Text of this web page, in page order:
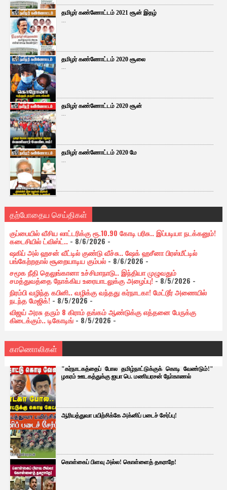
தமிழர் கண்ணோட்டம் 2021 சூன் இதழ்
...
தமிழர் கண்ணோட்டம் 2020 சூலை
...
தமிழர் கண்ணோட்டம் 2020 சூன்
...
தமிழர் கண்ணோட்டம் 2020 மே
...
தற்போதைய செய்திகள்
குப்பையில் வீசிய லாட்டரிக்கு ரூ.10.90 கோடி பரிசு.. இப்படியா நடக்கனும்!
கடைசியில் ட்விஸ்ட்..- 8/6/2026 -
ஷகிப் அல் ஹசன் வீட்டில் குண்டு வீச்சு.. ஷேக் ஹசீனா பிரஸ்மீட்டில்
பங்கேற்றதால் சூறையாடிய கும்பல்- 8/6/2026-
சமூக நீதி தெலுங்கானா உச்சிமாநாடு.. இந்தியா முழுவதும்
சமத்துவத்தை நோக்கிய உரையாடலுக்கு அழைப்பு!- 8/5/2026 -
நிரம்பி வழிந்த கபினி.. வழிக்கு வந்தது கர்நாடகா! மேட்டூர் அணையில்
நடந்த மேஜிக்!- 8/5/2026 -
விஜய் அரசு தரும் 8 கிராம் தங்கம் ஆண்டுக்கு எத்தனை பேருக்கு
கிடைக்கும்.. டிகோடிங்- 8/5/2026 -
காணொலிகள்
"கர்நாடகத்தைப் போல தமிழ்நாட்டுக்குக் கொடி வேண்டும்!"
ழகரம் ஊடகத்துக்கு ஐயா பெ. மணியரசன் நோ்காணல்
ஆரியத்துவா பயிற்சிக்கே அக்னிப் படைச் சேர்ப்பு!
கொள்கைப் பிளவு அல்ல! கொள்ளைத் தகராறே!